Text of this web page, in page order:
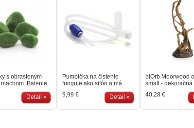
s obrasteným
Balenie
5 kusov
Detail »
Pumpička na čistenie
funguje ako sifón a má
stláčateľnú ručnú pumpu s
ktorou jednoducho
vyčerpáte vodu z vášho
akvária. Pohybom s
9,99 € Detail »
biOrb Moorwood
small - dekoračná
Pre použitie ako
do akvária BiOrb.
pre všetky biOrb
30 litrov.
40,28 €